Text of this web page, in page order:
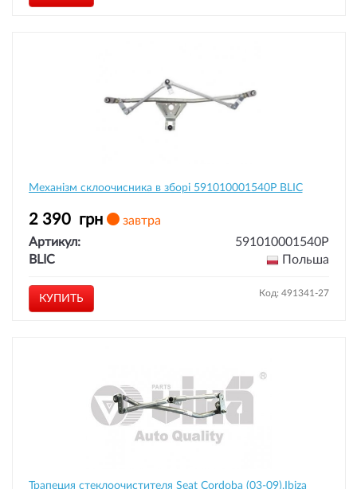
Механізм склоочисника в зборі 591010001540P BLIC
2 390 грн
завтра
Артикул:
591010001540P
BLIC
Польша
КУПИТЬ Код: 491341-27
Трапеция стеклоочистителя Seat Cordoba (03-09),Ibiza